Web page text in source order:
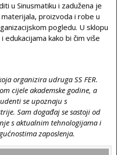
u Sinusmatiku i zadužena je
proizvoda i robe u
pogledu. U sklopu
kako bi čim više
organizira udruga SS FER.
cijele akademske godine, a
se upoznaju s
Sam događaj se sastoji od
s aktualnim tehnologijama i
zaposlenja.